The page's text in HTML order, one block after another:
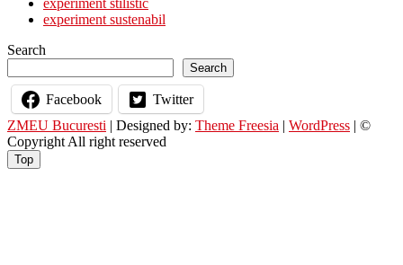
experiment sustenabil
Search
Search
Facebook
Twitter
ZMEU Bucuresti | Designed by: Theme Freesia | WordPress | ©
Copyright All right reserved
Top